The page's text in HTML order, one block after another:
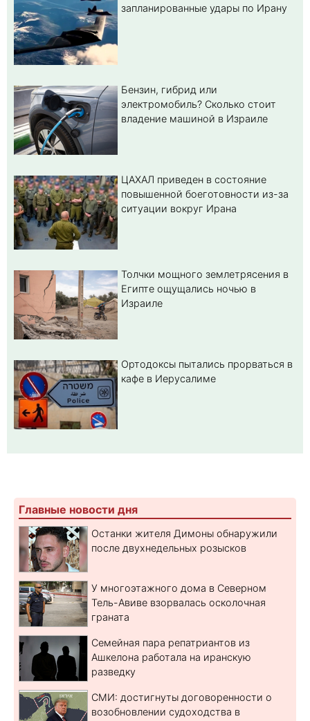
запланированные удары по Ирану
Бензин, гибрид или
электромобиль? Cколько стоит
владение машиной в Израиле
ЦАХАЛ приведен в состояние
повышенной боеготовности из-за
ситуации вокруг Ирана
Толчки мощного землетрясения в
Египте ощущались ночью в
Израиле
Ортодоксы пытались прорваться в
кафе в Иерусалиме
Главные новости дня
Останки жителя Димоны обнаружили
после двухнедельных розысков
У многоэтажного дома в Северном
Тель-Авиве взорвалась осколочная
граната
Семейная пара репатриантов из
Ашкелона работала на иранскую
разведку
СМИ: достигнуты договоренности о
возобновлении судоходства в